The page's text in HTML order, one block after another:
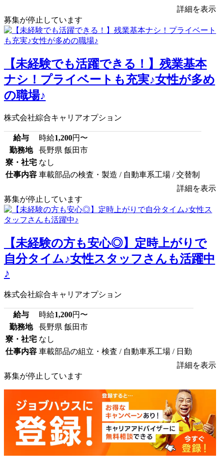
詳細を表示
募集が停止しています
【未経験でも活躍できる！】残業基本
ナシ！プライベートも充実♪女性が多め
の職場♪
株式会社綜合キャリアオプション
給与 時給1,200円〜
勤務地
長野県 飯田市
寮・社宅 なし
仕事内容 車載部品の検査・製造 / 自動車系工場 / 交替制
詳細を表示
募集が停止しています
【未経験の方も安心◎】定時上がりで
自分タイム♪女性スタッフさんも活躍中
♪
株式会社綜合キャリアオプション
給与 時給1,200円〜
勤務地
長野県 飯田市
寮・社宅 なし
仕事内容 車載部品の組立・検査 / 自動車系工場 / 日勤
詳細を表示
募集が停止しています